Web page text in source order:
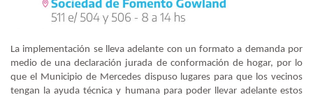
La implementación se lleva adelante con un formato a demanda por
medio de una declaración jurada de conformación de hogar, por lo
que el Municipio de Mercedes dispuso lugares para que los vecinos
tengan la ayuda técnica y humana para poder llevar adelante estos